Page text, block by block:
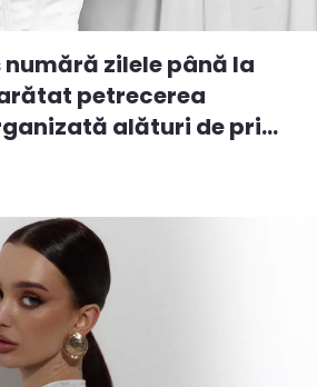
zilele până la
petrecerea
alături de pri...